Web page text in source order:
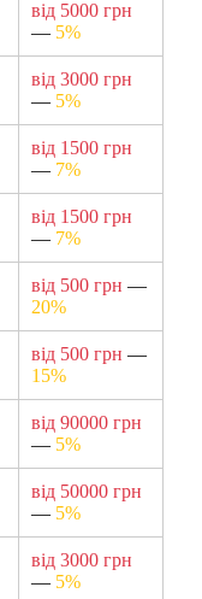
від 5000 грн
— 5%
від 3000 грн
— 5%
від 1500 грн
— 7%
від 1500 грн
— 7%
від 500 грн —
20%
від 500 грн —
15%
від 90000 грн
— 5%
від 50000 грн
— 5%
від 3000 грн
— 5%